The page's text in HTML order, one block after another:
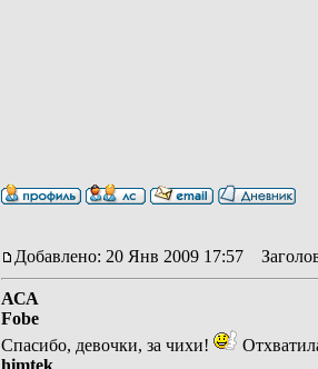
Добавлено: 20 Янв 2009 17:57
АСА
Fobe
Спасибо, девочки, за чихи!
himtek